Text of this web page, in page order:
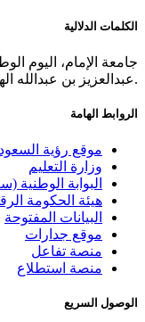
الكلمات الدلالية
جامعة الإمام، اليوم
.عبدالعزيز بن عبدالله
الروابط الهامة
موقع رؤية
وزارة التعليم
البوابة الوطنية
هيئة الحكومة
البيانات المفتوحة
موقع جدارات
منصة تفاعل
منصة استطلاع
الوصول السريع